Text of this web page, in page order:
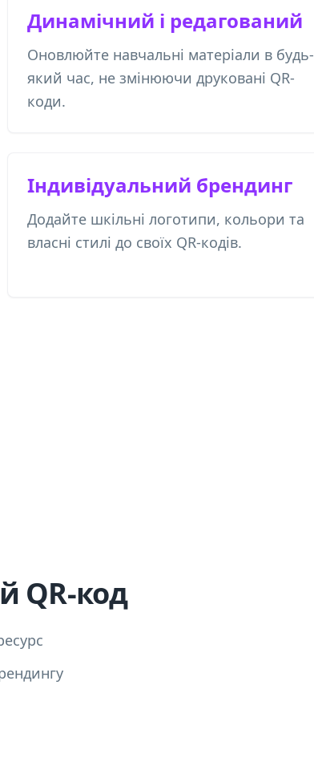
Динамічний і редагований
Оновлюйте навчальні матеріали в будь-
який час, не змінюючи друковані QR-
коди.
Індивідуальний брендинг
Додайте шкільні логотипи, кольори та
власні стилі до своїх QR-кодів.
QR-код